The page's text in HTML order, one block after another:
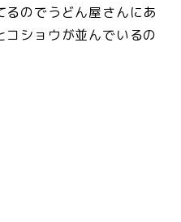
るのでうどん屋さんにあ
コショウが並んでいるの